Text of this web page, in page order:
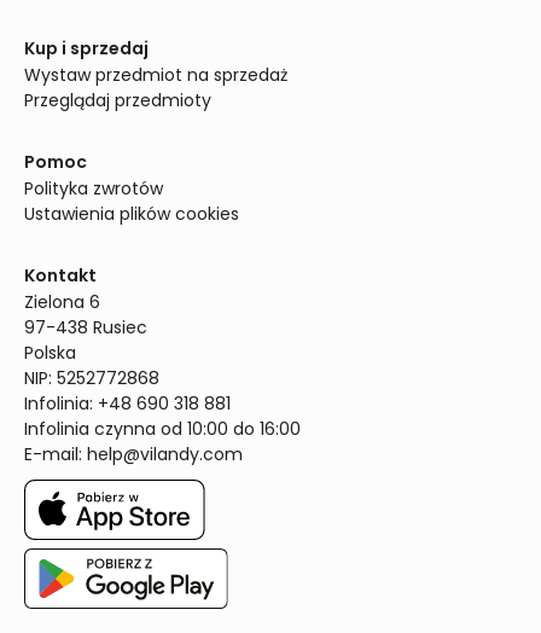
Kup i sprzedaj
Wystaw przedmiot na sprzedaż
Przeglądaj przedmioty
Pomoc
Polityka zwrotów
Ustawienia plików cookies
Kontakt
Zielona 6
97-438 Rusiec
Polska
NIP: 5252772868
Infolinia: +48 690 318 881
Infolinia czynna od 10:00 do 16:00
E-mail: help@vilandy.com